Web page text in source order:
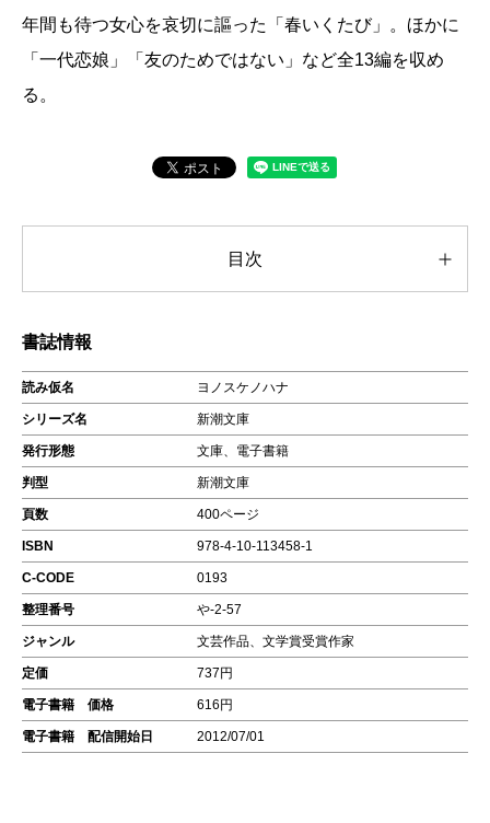
年間も待つ女心を哀切に謳った「春いくたび」。ほかに
「一代恋娘」「友のためではない」など全13編を収め
る。
目次
書誌情報
読み仮名 ヨノスケノハナ
シリーズ名 新潮文庫
発行形態 文庫、電子書籍
判型 新潮文庫
頁数 400ページ
ISBN 978-4-10-113458-1
C-CODE 0193
整理番号 や-2-57
ジャンル 文芸作品、文学賞受賞作家
定価 737円
電子書籍 価格 616円
電子書籍 配信開始日 2012/07/01